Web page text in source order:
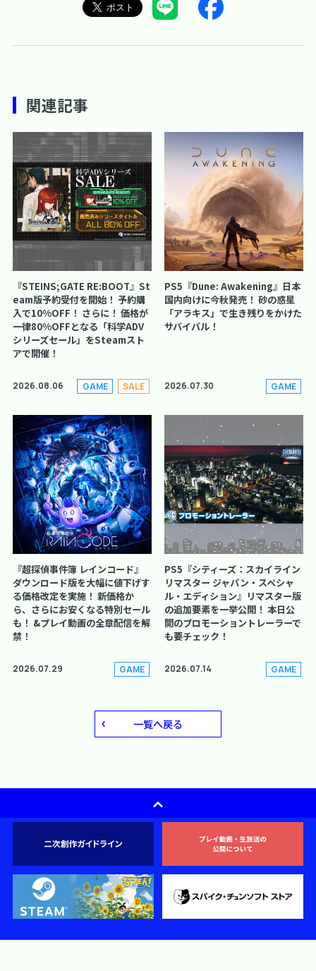
関連記事
『STEINS;GATE RE:BOOT』St
eam版予約受付を開始！ 予約購
入で10%OFF！ さらに！ 価格が
一律80%OFFとなる「科学ADV
シリーズセール」をSteamスト
アで開催！
2026.08.06 GAME SALE
PS5『Dune: Awakening』日本
国内向けに今秋発売！ 砂の惑星
「アラキス」で生き残りをかけた
サバイバル！
2026.07.30 GAME
『超探偵事件簿 レインコード』
ダウンロード版を大幅に値下げす
る価格改定を実施！ 新価格か
ら、さらにお安くなる特別セール
も！ &プレイ動画の全章配信を解
禁！
2026.07.29 GAME
PS5『シティーズ：スカイライン
リマスター ジャパン・スペシャ
ル・エディション』リマスター版
の追加要素を一挙公開！ 本日公
開のプロモーショントレーラーで
も要チェック！
2026.07.14 GAME
一覧へ戻る